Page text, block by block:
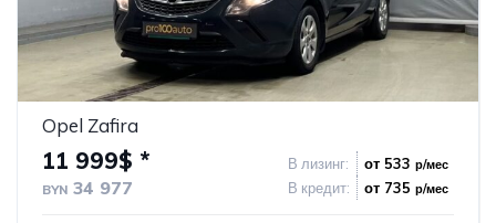
Opel Zafira
11 999$ *
BYN 34 977
В лизинг: от 533 р/мес
В кредит: от 735 р/мес